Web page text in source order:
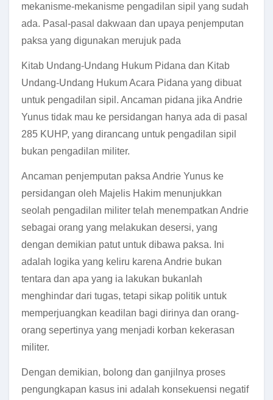
mekanisme-mekanisme pengadilan sipil yang sudah
ada. Pasal-pasal dakwaan dan upaya penjemputan
paksa yang digunakan merujuk pada
Kitab Undang-Undang Hukum Pidana dan Kitab
Undang-Undang Hukum Acara Pidana yang dibuat
untuk pengadilan sipil. Ancaman pidana jika Andrie
Yunus tidak mau ke persidangan hanya ada di pasal
285 KUHP, yang dirancang untuk pengadilan sipil
bukan pengadilan militer.
Ancaman penjemputan paksa Andrie Yunus ke
persidangan oleh Majelis Hakim menunjukkan
seolah pengadilan militer telah menempatkan Andrie
sebagai orang yang melakukan desersi, yang
dengan demikian patut untuk dibawa paksa. Ini
adalah logika yang keliru karena Andrie bukan
tentara dan apa yang ia lakukan bukanlah
menghindar dari tugas, tetapi sikap politik untuk
memperjuangkan keadilan bagi dirinya dan orang-
orang sepertinya yang menjadi korban kekerasan
militer.
Dengan demikian, bolong dan ganjilnya proses
pengungkapan kasus ini adalah konsekuensi negatif